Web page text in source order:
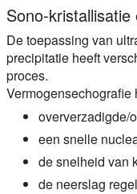
Sono-
De toepassing van
precipitatie heeft
proces.
Vermogensechografie
oververzadigde/
een snelle
de snelheid van
de neerslag